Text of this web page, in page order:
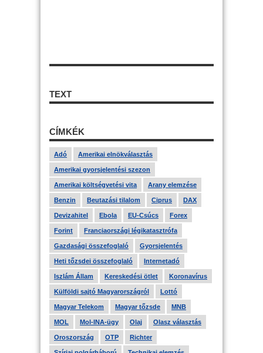
TEXT
CÍMKÉK
Adó Amerikai elnökválasztás
Amerikai gyorsjelentési szezon
Amerikai költségvetési vita Arany elemzése
Benzin Beutazási tilalom Ciprus DAX
Devizahitel Ebola EU-Csúcs Forex
Forint Franciaországi légikatasztrófa
Gazdasági összefoglaló Gyorsjelentés
Heti tőzsdei összefoglaló Internetadó
Iszlám Állam Kereskedési ötlet Koronavírus
Külföldi sajtó Magyarországról Lottó
Magyar Telekom Magyar tőzsde MNB
MOL Mol-INA-ügy Olaj Olasz választás
Oroszország OTP Richter